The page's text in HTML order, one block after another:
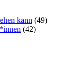
kann (49)
(42)